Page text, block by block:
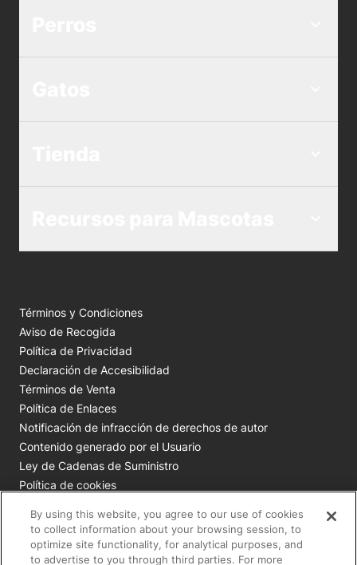
Términos y Condiciones
Aviso de Recogida
Política de Privacidad
Declaración de Accesibilidad
Términos de Venta
Política de Enlaces
Notificación de infracción de derechos de autor
Contenido generado por el Usuario
Ley de Cadenas de Suministro
Política de cookies
Todas las marcas comerciales de Nestlé Purina son
propiedad de Société des Produits Nestlé S.A., Vevey, Suiza
By using this website, you agree to our use of cookies
to collect information about your browsing session, to
optimize site functionality, for analytical purposes, and
to advertise to you through third parties. For more